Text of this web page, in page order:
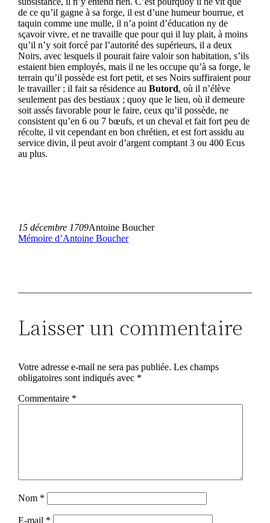
de ce qu’il gagne à sa forge, il est d’une humeur bourrue, et
taquin comme une mulle, il n’a point d’éducation ny de
sçavoir vivre, et ne travaille que pour qui il luy plait, à moins
qu’il n’y soit forcé par l’autorité des supérieurs, il a deux
Noirs, avec lesquels il pourait faire valoir son habitation, s’ils
estaient bien employés, mais il ne les occupe qu’à sa forge, le
terrain qu’il possède est fort petit, et ses Noirs suffiraient pour
le travailler ; il fait sa résidence auButord, où il n’élève
seulement pas des bestiaux ; quoy que le lieu, où il demeure
soit assés favorable pour le faire, ceux qu’il possède, ne
consistent qu’en 6 ou 7 bœufs, et un cheval et fait fort peu de
récolte, il vit cependant en bon chrétien, et est fort assidu au
service divin, il peut avoir d’argent comptant 3 ou 400 Ecus
au plus.
15 décembre 1709Antoine Boucher
Mémoire d’Antoine Boucher
Laisser un commentaire
Votre adresse e-mail ne sera pas publiée. Les champs
obligatoires sont indiqués avec *
Commentaire *
Nom *
E-mail *